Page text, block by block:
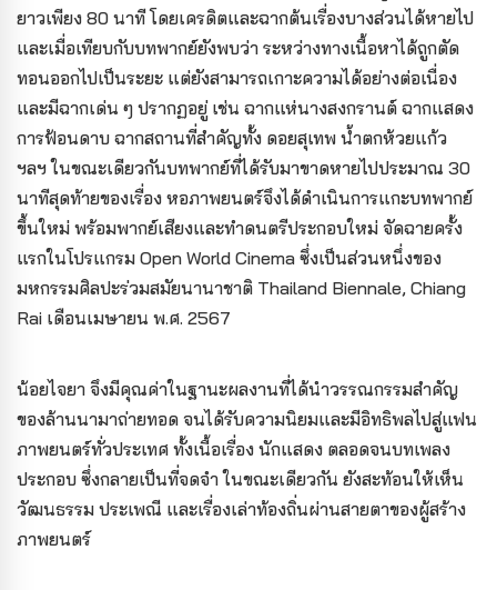
ยาวเพียง 80 นาที โดยเครดิตและฉากต้นเรื่องบางส่วนได้หายไป
และเมื่อเทียบกับบทพากย์ยังพบว่า ระหว่างทางเนื้อหาได้ถูกตัด
ทอนออกไปเป็นระยะ แต่ยังสามารถเกาะความได้อย่างต่อเนื่อง
และมีฉากเด่น ๆ ปรากฏอยู่ เช่น ฉากแห่นางสงกรานต์ ฉากแสดง
การฟ้อนดาบ ฉากสถานที่สำคัญทั้ง ดอยสุเทพ น้ำตกห้วยแก้ว
ฯลฯ ในขณะเดียวกันบทพากย์ที่ได้รับมาขาดหายไปประมาณ 30
นาทีสุดท้ายของเรื่อง หอภาพยนตร์จึงได้ดำเนินการแกะบทพากย์
ขึ้นใหม่ พร้อมพากย์เสียงและทำดนตรีประกอบใหม่ จัดฉายครั้ง
แรกในโปรแกรม Open World Cinema ซึ่งเป็นส่วนหนึ่งของ
มหกรรมศิลปะร่วมสมัยนานาชาติ Thailand Biennale, Chiang
Rai เดือนเมษายน พ.ศ. 2567
น้อยไจยา จึงมีคุณค่าในฐานะผลงานที่ได้นำวรรณกรรมสำคัญ
ของล้านนามาถ่ายทอด จนได้รับความนิยมและมีอิทธิพลไปสู่แฟน
ภาพยนตร์ทั่วประเทศ ทั้งเนื้อเรื่อง นักแสดง ตลอดจนบทเพลง
ประกอบ ซึ่งกลายเป็นที่จดจำ ในขณะเดียวกัน ยังสะท้อนให้เห็น
วัฒนธรรม ประเพณี และเรื่องเล่าท้องถิ่นผ่านสายตาของผู้สร้าง
ภาพยนตร์